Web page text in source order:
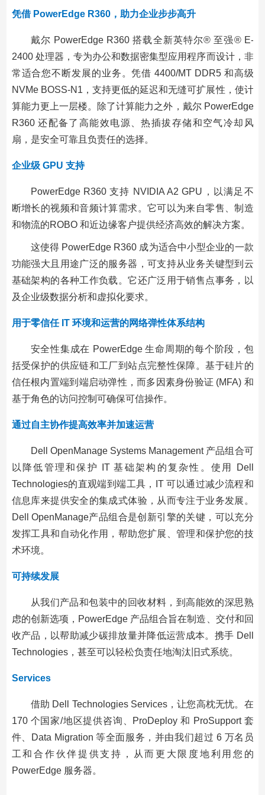
凭借 PowerEdge R360，助力企业步步高升
戴尔 PowerEdge R360 搭载全新英特尔® 至强® E-
2400 处理器，专为办公和数据密集型应用程序而设计，非
常适合您不断发展的业务。凭借 4400/MT DDR5 和高级
NVMe BOSS-N1，支持更低的延迟和无缝可扩展性，使计
算能力更上一层楼。除了计算能力之外，戴尔 PowerEdge
R360 还配备了高能效电源、热插拔存储和空气冷却风
扇，是安全可靠且负责任的选择。
企业级 GPU 支持
PowerEdge R360 支持 NVIDIA A2 GPU，以满足不
断增长的视频和音频计算需求。它可以为来自零售、制造
和物流的ROBO 和近边缘客户提供经济高效的解决方案。
这使得 PowerEdge R360 成为适合中小型企业的一款
功能强大且用途广泛的服务器，可支持从业务关键型到云
基础架构的各种工作负载。它还广泛用于销售点事务，以
及企业级数据分析和虚拟化要求。
用于零信任 IT 环境和运营的网络弹性体系结构
安全性集成在 PowerEdge 生命周期的每个阶段，包
括受保护的供应链和工厂到站点完整性保障。基于硅片的
信任根内置端到端启动弹性，而多因素身份验证 (MFA) 和
基于角色的访问控制可确保可信操作。
通过自主协作提高效率并加速运营
Dell OpenManage Systems Management 产品组合可
以降低管理和保护 IT 基础架构的复杂性。使用 Dell
Technologies的直观端到端工具，IT 可以通过减少流程和
信息库来提供安全的集成式体验，从而专注于业务发展。
Dell OpenManage产品组合是创新引擎的关键，可以充分
发挥工具和自动化作用，帮助您扩展、管理和保护您的技
术环境。
可持续发展
从我们产品和包装中的回收材料，到高能效的深思熟
虑的创新选项，PowerEdge 产品组合旨在制造、交付和回
收产品，以帮助减少碳排放量并降低运营成本。携手 Dell
Technologies，甚至可以轻松负责任地淘汰旧式系统。
Services
借助 Dell Technologies Services，让您高枕无忧。在
170 个国家/地区提供咨询、ProDeploy 和 ProSupport 套
件、Data Migration 等全面服务，并由我们超过 6 万名员
工和合作伙伴提供支持，从而更大限度地利用您的
PowerEdge 服务器。